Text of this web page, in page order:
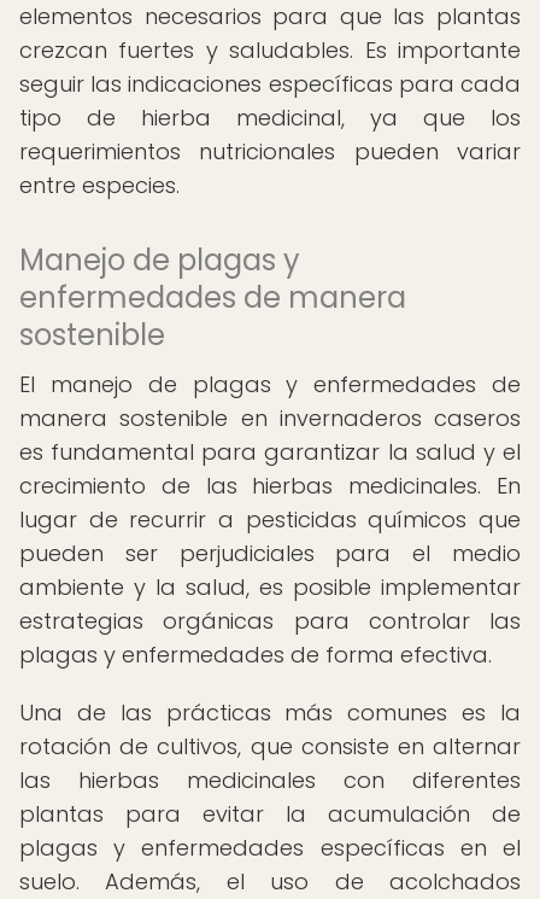
elementos necesarios para que las plantas
crezcan fuertes y saludables. Es importante
seguir las indicaciones específicas para cada
tipo de hierba medicinal, ya que los
requerimientos nutricionales pueden variar
entre especies.
Manejo de plagas y
enfermedades de manera
sostenible
El manejo de plagas y enfermedades de
manera sostenible en invernaderos caseros
es fundamental para garantizar la salud y el
crecimiento de las hierbas medicinales. En
lugar de recurrir a pesticidas químicos que
pueden ser perjudiciales para el medio
ambiente y la salud, es posible implementar
estrategias orgánicas para controlar las
plagas y enfermedades de forma efectiva.
Una de las prácticas más comunes es la
rotación de cultivos, que consiste en alternar
las hierbas medicinales con diferentes
plantas para evitar la acumulación de
plagas y enfermedades específicas en el
suelo. Además, el uso de acolchados